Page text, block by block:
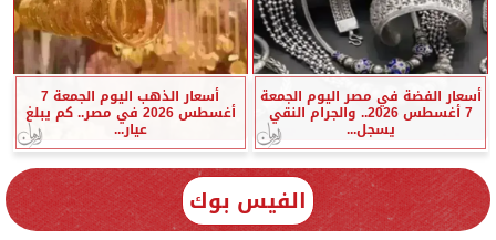
أسعار الفضة في مصر اليوم الجمعة
7 أغسطس 2026.. والجرام النقي
يسجل...
أسعار الذهب اليوم الجمعة 7
أغسطس 2026 في مصر.. كم يبلغ
عيار...
الفيس بوك